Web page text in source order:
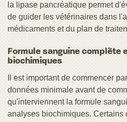
la lipase pancréatique permet
de guider les vétérinaires dans
médicaments et du plan de
Formule sanguine complète
biochimiques
Il est important de commencer
données minimale avant de
qu'interviennent la formule
analyses biochimiques. Certains